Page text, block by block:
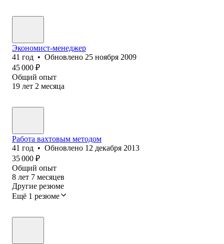
Экономист-менеджер
41 год • Обновлено 25 ноября 2009
45 000 ₽
Общий опыт
19 лет 2 месяца
Работа вахтовым методом
41 год • Обновлено 12 декабря 2013
35 000 ₽
Общий опыт
8 лет 7 месяцев
Другие резюме
Ещё 1 резюме